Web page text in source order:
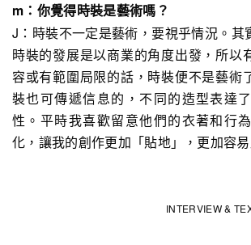
m：你覺得時裝是藝術嗎？
J：時裝不一定是藝術，要視乎情況。其
時裝的發展是以商業的角度出發，所以
容或有範圍局限的話，時裝便不是藝術
裝也可傳遞信息的，不同的造型表達
性。平時我喜歡留意他們的衣著和行
化，讓我的創作更加「貼地」，更加容
INTERVIEW &